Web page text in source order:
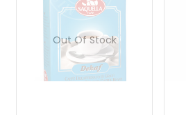
Out Of Stock